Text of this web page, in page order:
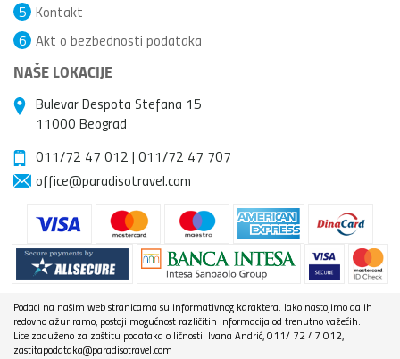
Kontakt
5
Akt o bezbednosti podataka
6
NAŠE LOKACIJE
Bulevar Despota Stefana 15
11000 Beograd
011/72 47 012 | 011/72 47 707
office@paradisotravel.com
Podaci na našim web stranicama su informativnog karaktera. Iako nastojimo da ih
redovno ažuriramo, postoji mogućnost različitih informacija od trenutno važećih.
Lice zaduženo za zaštitu podataka o ličnosti: Ivana Andrić, 011/ 72 47 012,
zastitapodataka@paradisotravel.com